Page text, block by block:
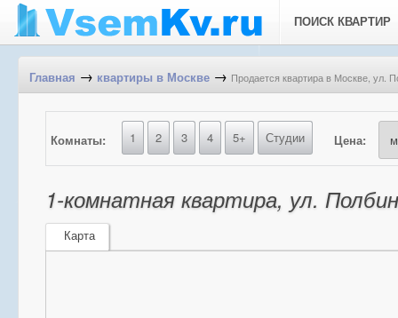
ПОИСК КВАРТИР
Главная → квартиры в Москве → Продается квартира в Москве, ул.
Комнаты: 1 2 3 4 5+ Студии Цена:
1-комнатная квартира, ул.
Карта